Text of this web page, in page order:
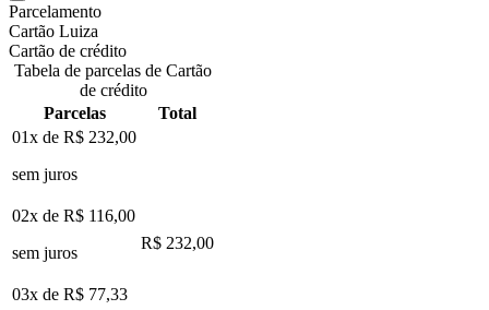
Parcelamento
Cartão Luiza
Cartão de crédito
Tabela de parcelas de Cartão
de crédito
Parcelas
Total
01x de R$ 232,00
sem juros
02x de R$ 116,00
sem juros
R$ 232,00
03x de R$ 77,33